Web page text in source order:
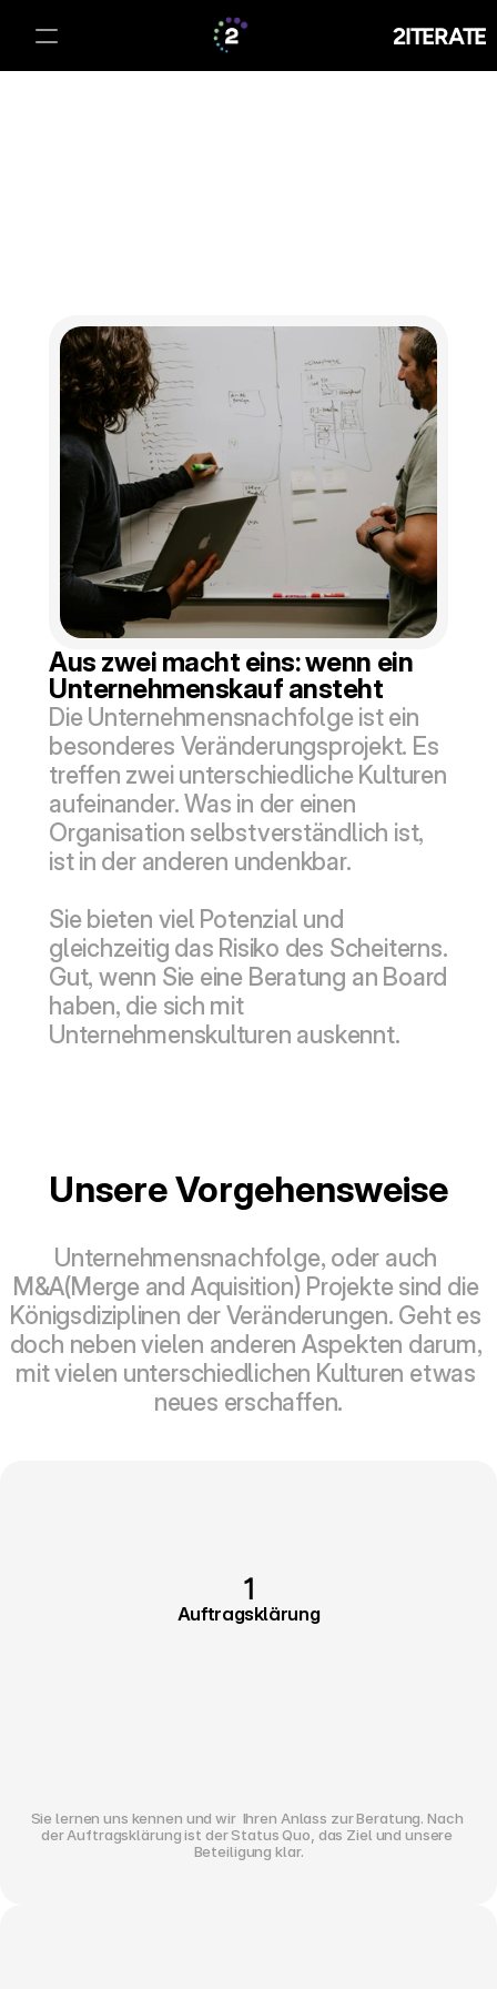
2ITERATE
Aus zwei macht eins: wenn ein
Unternehmenskauf ansteht
Die Unternehmensnachfolge ist ein
besonderes Veränderungsprojekt. Es
treffen zwei unterschiedliche Kulturen
aufeinander. Was in der einen
Organisation selbstverständlich ist,
ist in der anderen undenkbar.
Sie bieten viel Potenzial und
gleichzeitig das Risiko des Scheiterns.
Gut, wenn Sie eine Beratung an Board
haben, die sich mit
Unternehmenskulturen auskennt.
Unsere Vorgehensweise
Unternehmensnachfolge, oder auch
M&A(Merge and Aquisition) Projekte sind die
Königsdiziplinen der Veränderungen. Geht es
doch neben vielen anderen Aspekten darum,
mit vielen unterschiedlichen Kulturen etwas
neues erschaffen.
1
Auftragsklärung
Sie lernen uns kennen und wir  Ihren Anlass zur Beratung. Nach
der Auftragsklärung ist der Status Quo, das Ziel und unsere
Beteiligung klar.